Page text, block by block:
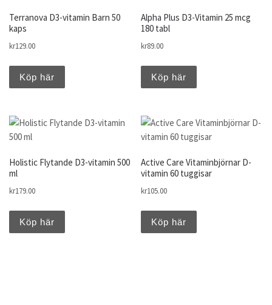
Terranova D3-vitamin Barn 50
kaps
kr129.00
Köp här
Alpha Plus D3-Vitamin 25 mcg
180 tabl
kr89.00
Köp här
Holistic Flytande D3-vitamin 500
ml
kr179.00
Köp här
Active Care Vitaminbjörnar D-
vitamin 60 tuggisar
kr105.00
Köp här